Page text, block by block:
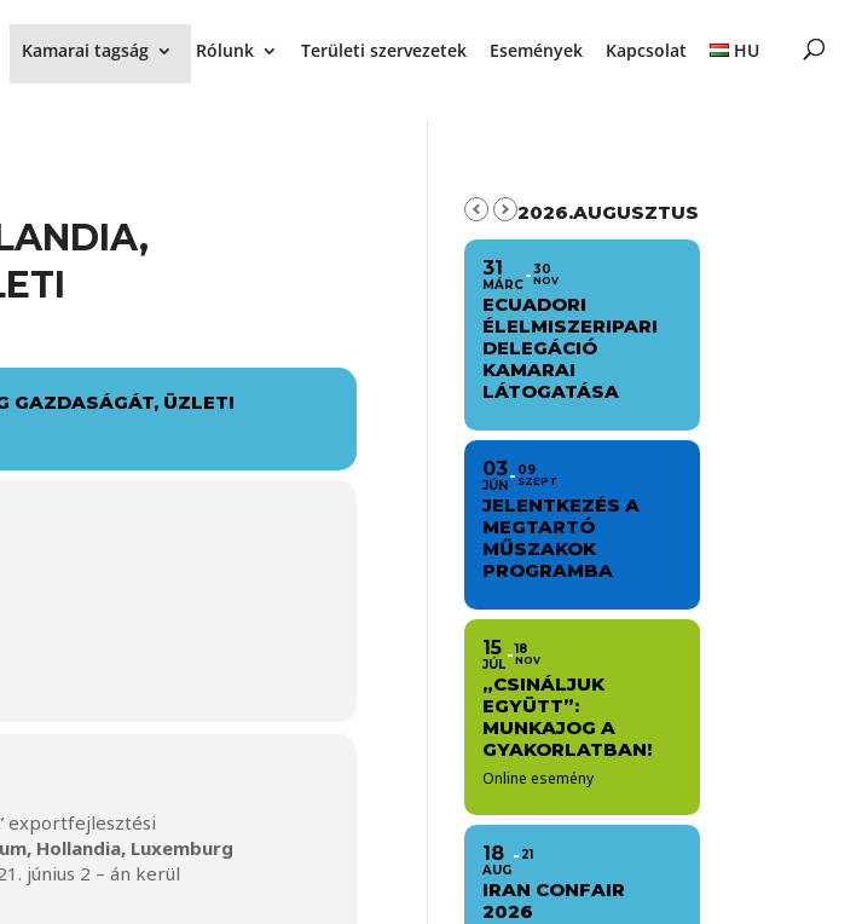
Kamarai tagság Rólunk Területi szervezetek Események Kapcsolat HU
GAZDASÁGÁT, ÜZLETI
exportfejlesztési
Hollandia, Luxemburg
június 2 – án kerül
2026.AUGUSZTUS
31
MÁRC
30
NOV
ECUADORI
ÉLELMISZERIPARI
DELEGÁCIÓ
KAMARAI
LÁTOGATÁSA
03
JÚN
09
SZEPT
JELENTKEZÉS A
MEGTARTÓ
MŰSZAKOK
PROGRAMBA
15
JÚL
18
NOV
„CSINÁLJUK
EGYÜTT”:
MUNKAJOG A
GYAKORLATBAN!
Online esemény
18
AUG
21
IRAN CONFAIR
2026